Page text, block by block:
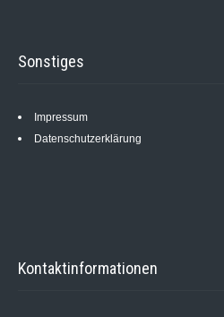
Sonstiges
Impressum
Datenschutzerklärung
Kontaktinformationen